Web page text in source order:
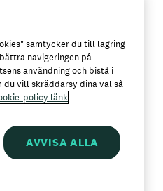
samtycker du till lagring
navigeringen på
användning och bistå i
du vill skräddarsy dina val så
policy länk
AVVISA ALLA